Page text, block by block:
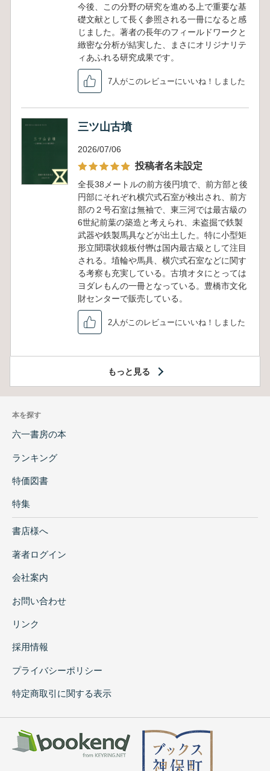
今後、この分野の研究を進める上で重要な基
礎文献として長く参照される一冊になると感
じました。著者の長年のフィールドワークと
緻密な分析が結実した、まさにオリジナリテ
ィあふれる研究成果です。
7人がこのレビューにいいね！しました
三ツ山古墳
2026/07/06
投稿者名未設定
全長38メートルの前方後円墳で、前方部と後
円部にそれぞれ横穴式石室が検出され、前方
部の２号石室は無袖で、東三河では最古級の
6世紀前葉の築造と考えられ、未盗掘で鉄製
武器や鉄製馬具などが出土した。特に小型矩
形立聞環状鏡板付轡は国内最古級として注目
される。埴輪や馬具、横穴式石室などに関す
る考察も充実している。古墳オタにとっては
ヨダレもんの一冊となっている。豊橋市文化
財センターで販売している。
2人がこのレビューにいいね！しました
もっと見る
本を探す
六一書房の本
ランキング
特価図書
特集
書店様へ
著者ログイン
会社案内
お問い合わせ
リンク
採用情報
プライバシーポリシー
特定商取引に関する表示